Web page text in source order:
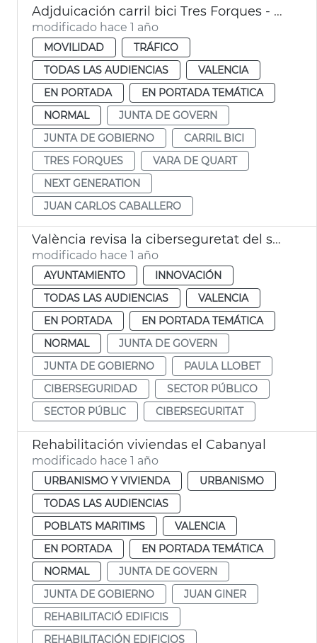
Adjduicación carril bici Tres Forques - Vara de Quart
modificado hace 1 año
MOVILIDAD
TRÁFICO
TODAS LAS AUDIENCIAS
VALENCIA
EN PORTADA
EN PORTADA TEMÁTICA
NORMAL
JUNTA DE GOVERN
JUNTA DE GOBIERNO
CARRIL BICI
TRES FORQUES
VARA DE QUART
NEXT GENERATION
JUAN CARLOS CABALLERO
València revisa la ciberseguretat del sector públic
modificado hace 1 año
AYUNTAMIENTO
INNOVACIÓN
TODAS LAS AUDIENCIAS
VALENCIA
EN PORTADA
EN PORTADA TEMÁTICA
NORMAL
JUNTA DE GOVERN
JUNTA DE GOBIERNO
PAULA LLOBET
CIBERSEGURIDAD
SECTOR PÚBLICO
SECTOR PÚBLIC
CIBERSEGURITAT
Rehabilitación viviendas el Cabanyal
modificado hace 1 año
URBANISMO Y VIVIENDA
URBANISMO
TODAS LAS AUDIENCIAS
POBLATS MARITIMS
VALENCIA
EN PORTADA
EN PORTADA TEMÁTICA
NORMAL
JUNTA DE GOVERN
JUNTA DE GOBIERNO
JUAN GINER
REHABILITACIÓ EDIFICIS
REHABILITACIÓN EDIFICIOS